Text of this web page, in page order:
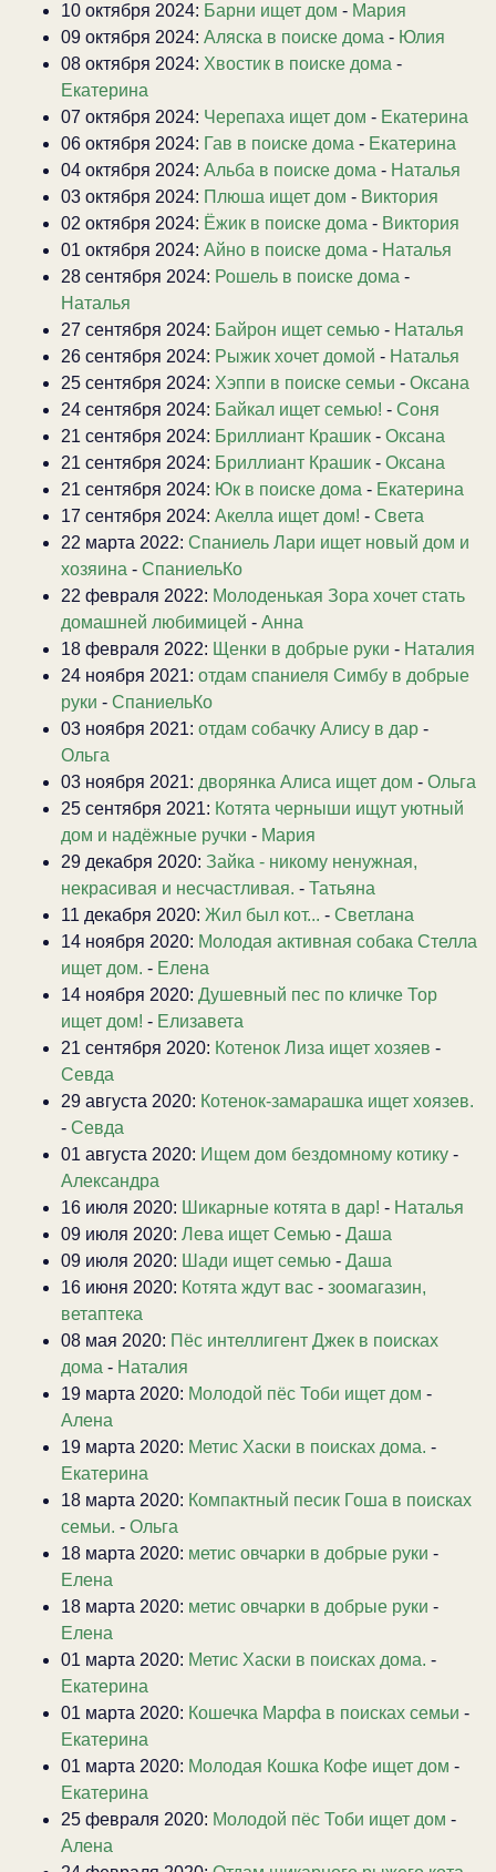
10 октября 2024: Барни ищет дом - Мария
09 октября 2024: Аляска в поиске дома - Юлия
08 октября 2024: Хвостик в поиске дома -
Екатерина
07 октября 2024: Черепаха ищет дом - Екатерина
06 октября 2024: Гав в поиске дома - Екатерина
04 октября 2024: Альба в поиске дома - Наталья
03 октября 2024: Плюша ищет дом - Виктория
02 октября 2024: Ёжик в поиске дома - Виктория
01 октября 2024: Айно в поиске дома - Наталья
28 сентября 2024: Рошель в поиске дома -
Наталья
27 сентября 2024: Байрон ищет семью - Наталья
26 сентября 2024: Рыжик хочет домой - Наталья
25 сентября 2024: Хэппи в поиске семьи - Оксана
24 сентября 2024: Байкал ищет семью! - Соня
21 сентября 2024: Бриллиант Крашик - Оксана
21 сентября 2024: Бриллиант Крашик - Оксана
21 сентября 2024: Юк в поиске дома - Екатерина
17 сентября 2024: Акелла ищет дом! - Света
22 марта 2022: Спаниель Лари ищет новый дом и
хозяина - СпаниельКо
22 февраля 2022: Молоденькая Зора хочет стать
домашней любимицей - Анна
18 февраля 2022: Щенки в добрые руки - Наталия
24 ноября 2021: отдам спаниеля Симбу в добрые
руки - СпаниельКо
03 ноября 2021: отдам собачку Алису в дар -
Ольга
03 ноября 2021: дворянка Алиса ищет дом - Ольга
25 сентября 2021: Котята черныши ищут уютный
дом и надёжные ручки - Мария
29 декабря 2020: Зайка - никому ненужная,
некрасивая и несчастливая. - Татьяна
11 декабря 2020: Жил был кот... - Светлана
14 ноября 2020: Молодая активная собака Стелла
ищет дом. - Елена
14 ноября 2020: Душевный пес по кличке Тор
ищет дом! - Елизавета
21 сентября 2020: Котенок Лиза ищет хозяев -
Севда
29 августа 2020: Котенок-замарашка ищет хоязев.
- Севда
01 августа 2020: Ищем дом бездомному котику -
Александра
16 июля 2020: Шикарные котята в дар! - Наталья
09 июля 2020: Лева ищет Семью - Даша
09 июля 2020: Шади ищет семью - Даша
16 июня 2020: Котята ждут вас - зоомагазин,
ветаптека
08 мая 2020: Пёс интеллигент Джек в поисках
дома - Наталия
19 марта 2020: Молодой пёс Тоби ищет дом -
Алена
19 марта 2020: Метис Хаски в поисках дома. -
Екатерина
18 марта 2020: Компактный песик Гоша в поисках
семьи. - Ольга
18 марта 2020: метис овчарки в добрые руки -
Елена
18 марта 2020: метис овчарки в добрые руки -
Елена
01 марта 2020: Метис Хаски в поисках дома. -
Екатерина
01 марта 2020: Кошечка Марфа в поисках семьи -
Екатерина
01 марта 2020: Молодая Кошка Кофе ищет дом -
Екатерина
25 февраля 2020: Молодой пёс Тоби ищет дом -
Алена